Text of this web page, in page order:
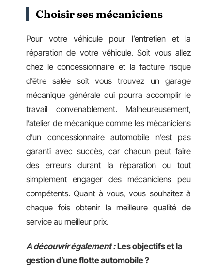
Choisir ses mécaniciens
Pour votre véhicule pour l’entretien et la
réparation de votre véhicule. Soit vous allez
chez le concessionnaire et la facture risque
d’être salée soit vous trouvez un garage
mécanique générale qui pourra accomplir le
travail convenablement. Malheureusement,
l’atelier de mécanique comme les mécaniciens
d’un concessionnaire automobile n’est pas
garanti avec succès, car chacun peut faire
des erreurs durant la réparation ou tout
simplement engager des mécaniciens peu
compétents. Quant à vous, vous souhaitez à
chaque fois obtenir la meilleure qualité de
service au meilleur prix.
A découvrir également : Les objectifs et la
gestion d’une flotte automobile ?